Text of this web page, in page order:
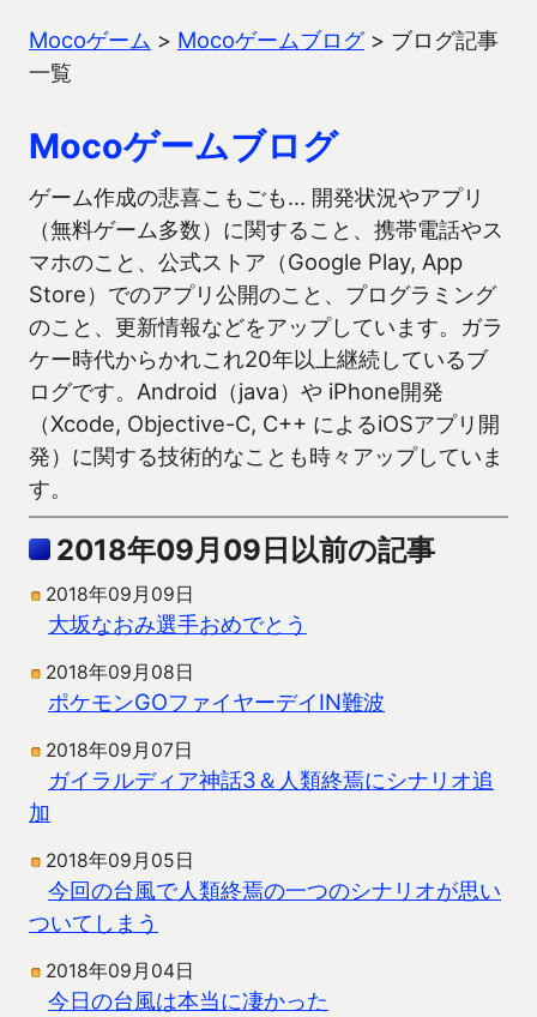
Mocoゲーム > Mocoゲームブログ> ブログ記事
一覧
Mocoゲームブログ
ゲーム作成の悲喜こもごも… 開発状況やアプリ
（無料ゲーム多数）に関すること、携帯電話やス
マホのこと、公式ストア（Google Play, App
Store）でのアプリ公開のこと、プログラミング
のこと、更新情報などをアップしています。ガラ
ケー時代からかれこれ20年以上継続しているブ
ログです。Android（java）や iPhone開発
（Xcode, Objective-C, C++ によるiOSアプリ開
発）に関する技術的なことも時々アップしていま
す。
2018年09月09日以前の記事
2018年09月09日
大坂なおみ選手おめでとう
2018年09月08日
ポケモンGOファイヤーデイIN難波
2018年09月07日
ガイラルディア神話3＆人類終焉にシナリオ追
加
2018年09月05日
今回の台風で人類終焉の一つのシナリオが思い
ついてしまう
2018年09月04日
今日の台風は本当に凄かった